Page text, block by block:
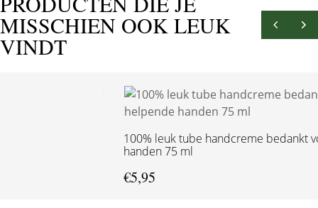
MISSCHIEN OOK LEUK
VINDT
100% leuk tube handcreme bedankt voor de helpende
handen 75 ml
€5,95